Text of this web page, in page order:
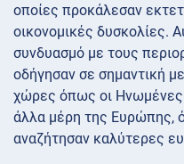
οποίες προκάλεσαν
οικονομικές δυσκολίες.
συνδυασμό με τους
οδήγησαν σε σημαντική
χώρες όπως οι Ηνωμένες
άλλα μέρη της Ευρώπης,
αναζήτησαν καλύτερες